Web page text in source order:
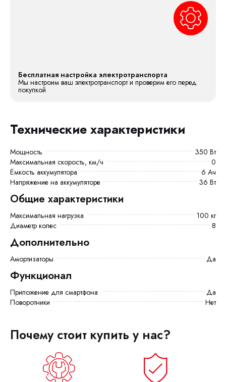
Бесплатная настройка электротранспорта
Мы настроим ваш электротранспорт и проверим его перед
покупкой
Технические характеристики
Мощность
350 Вт
Максимальная скорость, км/ч
0
Ёмкость аккумулятора
6 Ач
Напряжение на аккумуляторе
36 Вт
Общие характеристики
Максимальная нагрузка
100 кг
Диаметр колес
8
Дополнительно
Амортизаторы Да
Функционал
Приложение для смартфона
Да
Поворотники
Нет
Почему стоит купить у нас?